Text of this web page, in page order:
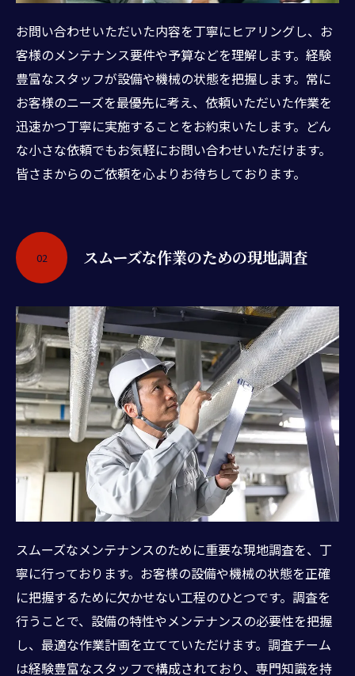
お問い合わせいただいた内容を丁寧にヒアリングし、お
客様のメンテナンス要件や予算などを理解します。経験
豊富なスタッフが設備や機械の状態を把握します。常に
お客様のニーズを最優先に考え、依頼いただいた作業を
迅速かつ丁寧に実施することをお約束いたします。どん
な小さな依頼でもお気軽にお問い合わせいただけます。
皆さまからのご依頼を心よりお待ちしております。
スムーズな作業のための現地調査
02
スムーズなメンテナンスのために重要な現地調査を、丁
寧に行っております。お客様の設備や機械の状態を正確
に把握するために欠かせない工程のひとつです。調査を
行うことで、設備の特性やメンテナンスの必要性を把握
し、最適な作業計画を立てていただけます。調査チーム
は経験豊富なスタッフで構成されており、専門知識を持